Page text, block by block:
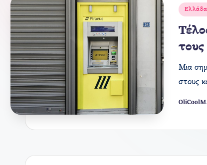
Ελλάδα
Μια
στους
OliCoolM.